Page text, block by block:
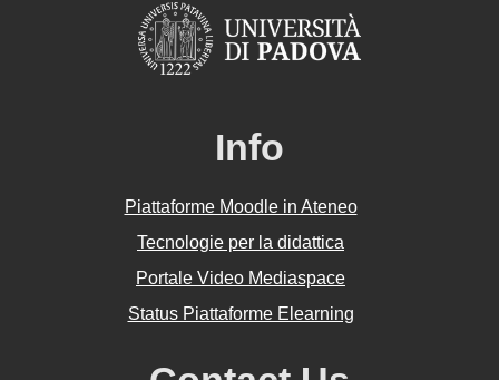
Info
Piattaforme Moodle in Ateneo
Tecnologie per la didattica
Portale Video Mediaspace
Status Piattaforme Elearning